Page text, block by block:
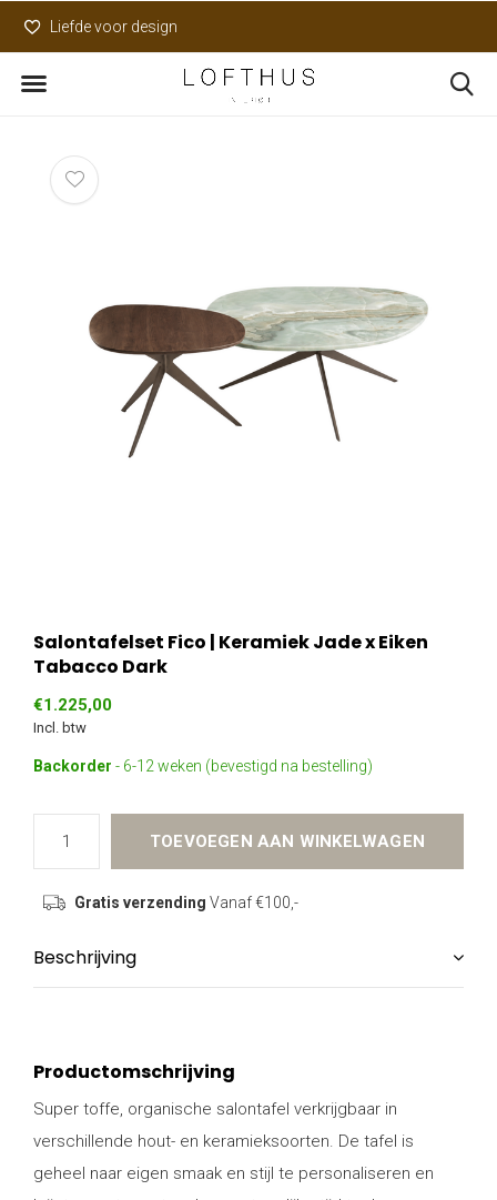
Liefde voor design
Salontafelset Fico | Keramiek Jade x Eiken
Tabacco Dark
€1.225,00
Incl. btw
Backorder - 6-12 weken (bevestigd na bestelling)
TOEVOEGEN AAN WINKELWAGEN
Gratis verzending Vanaf €100,-
Beschrijving
Productomschrijving
Super toffe, organische salontafel verkrijgbaar in
verschillende hout- en keramieksoorten. De tafel is
geheel naar eigen smaak en stijl te personaliseren en